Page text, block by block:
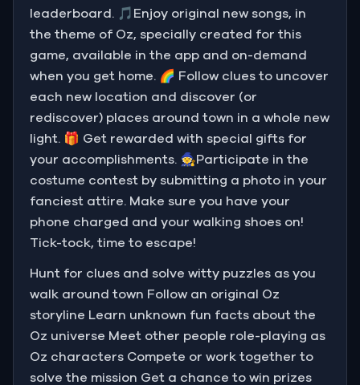
leaderboard. 🎵Enjoy original new songs, in
the theme of Oz, specially created for this
game, available in the app and on-demand
when you get home. 🌈 Follow clues to uncover
each new location and discover (or
rediscover) places around town in a whole new
light. 🎁 Get rewarded with special gifts for
your accomplishments. 🧙Participate in the
costume contest by submitting a photo in your
fanciest attire. Make sure you have your
phone charged and your walking shoes on!
Tick-tock, time to escape!
Hunt for clues and solve witty puzzles as you
walk around town Follow an original Oz
storyline Learn unknown fun facts about the
Oz universe Meet other people role-playing as
Oz characters Compete or work together to
solve the mission Get a chance to win prizes